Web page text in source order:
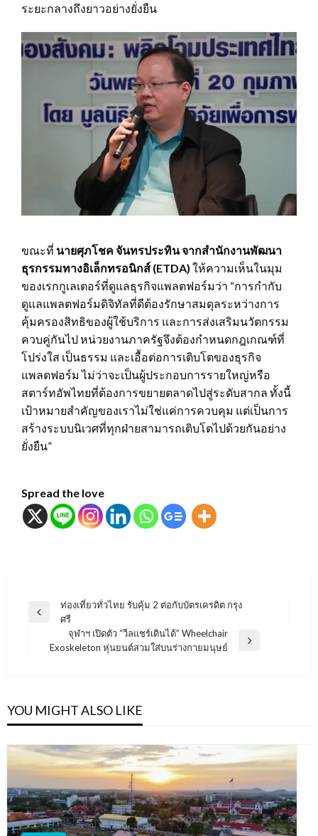
ระยะกลางถึงยาวอย่างยั่งยืน
ขณะที่ นายศุภโชค จันทรประทิน จากสำนักงานพัฒนา
ธุรกรรมทางอิเล็กทรอนิกส์ (ETDA) ให้ความเห็นในมุม
ของเรกกูเลเตอร์ที่ดูแลธุรกิจแพลตฟอร์มว่า “การกำกับ
ดูแลแพลตฟอร์มดิจิทัลที่ดีต้องรักษาสมดุลระหว่างการ
คุ้มครองสิทธิของผู้ใช้บริการ และการส่งเสริมนวัตกรรม
ควบคู่กันไป หน่วยงานภาครัฐจึงต้องกำหนดกฎเกณฑ์ที่
โปร่งใส เป็นธรรม และเอื้อต่อการเติบโตของธุรกิจ
แพลตฟอร์ม ไม่ว่าจะเป็นผู้ประกอบการรายใหญ่หรือ
สตาร์ทอัพไทยที่ต้องการขยายตลาดไปสู่ระดับสากล ทั้งนี้
เป้าหมายสำคัญของเราไม่ใช่แค่การควบคุม แต่เป็นการ
สร้างระบบนิเวศที่ทุกฝ่ายสามารถเติบโตไปด้วยกันอย่าง
ยั่งยืน”
Spread the love
แนะแนว
Previous
ท่องเที่ยวทั่วไทย รับคุ้ม 2 ต่อกับบัตรเครดิต กรุง
ศรี
Next
จุฬาฯ เปิดตัว “วีลแชร์เดินได้” Wheelchair
Exoskeleton หุ่นยนต์สวมใส่บนร่างกายมนุษย์
YOU MIGHT ALSO LIKE